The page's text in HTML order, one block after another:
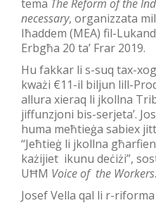
tema The Reform of the
necessary, organizzata
Iħaddem (MEA) fil-
Erbgħa 20 ta’ Frar 2019.
Hu fakkar li s-suq tax-
kważi €11-il biljun lill-
allura xieraq li jkollna
jiffunzjoni bis-serjeta’.
huma meħtieġa sabiex
“Jeħtieġ li jkollna
każijiet ikunu deċiżi”,
UĦM Voice of the Workers.
Josef Vella qal li r-